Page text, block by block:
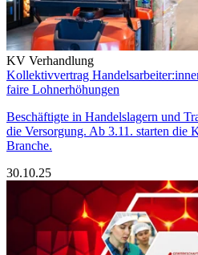
KV Verhandlung
Kollektivvertrag
faire Lohnerhöhungen
Beschäftigte in Handelslagern und
die Versorgung. Ab 3.11. starten die
Branche.
30.10.25